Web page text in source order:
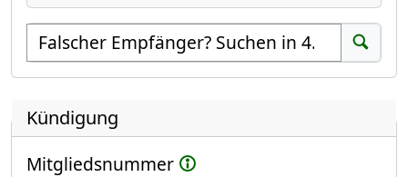
Empfänger suchen
Suchen
Kündigung
Mitgliedsnummer